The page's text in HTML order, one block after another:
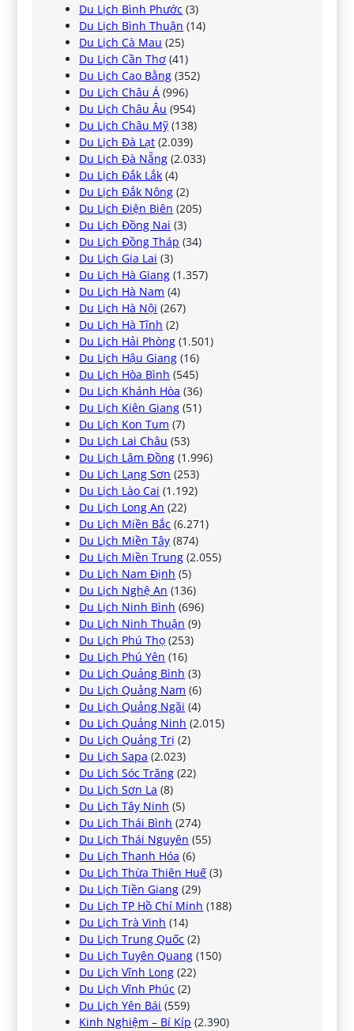
Du Lịch Bình Phước (3)
Du Lịch Bình Thuận (14)
Du Lịch Cà Mau (25)
Du Lịch Cần Thơ (41)
Du Lịch Cao Bằng (352)
Du Lịch Châu Á (996)
Du Lịch Châu Âu (954)
Du Lịch Châu Mỹ (138)
Du Lịch Đà Lạt (2.039)
Du Lịch Đà Nẵng (2.033)
Du Lịch Đắk Lắk (4)
Du Lịch Đắk Nông (2)
Du Lịch Điện Biên (205)
Du Lịch Đồng Nai (3)
Du Lịch Đồng Tháp (34)
Du Lịch Gia Lai (3)
Du Lịch Hà Giang (1.357)
Du Lịch Hà Nam (4)
Du Lịch Hà Nội (267)
Du Lịch Hà Tĩnh (2)
Du Lịch Hải Phòng (1.501)
Du Lịch Hậu Giang (16)
Du Lịch Hòa Bình (545)
Du Lịch Khánh Hòa (36)
Du Lịch Kiên Giang (51)
Du Lịch Kon Tum (7)
Du Lịch Lai Châu (53)
Du Lịch Lâm Đồng (1.996)
Du Lịch Lạng Sơn (253)
Du Lịch Lào Cai (1.192)
Du Lịch Long An (22)
Du Lịch Miền Bắc (6.271)
Du Lịch Miền Tây (874)
Du Lịch Miền Trung (2.055)
Du Lịch Nam Định (5)
Du Lịch Nghệ An (136)
Du Lịch Ninh Bình (696)
Du Lịch Ninh Thuận (9)
Du Lịch Phú Thọ (253)
Du Lịch Phú Yên (16)
Du Lịch Quảng Bình (3)
Du Lịch Quảng Nam (6)
Du Lịch Quảng Ngãi (4)
Du Lịch Quảng Ninh (2.015)
Du Lịch Quảng Trị (2)
Du Lịch Sapa (2.023)
Du Lịch Sóc Trăng (22)
Du Lịch Sơn La (8)
Du Lịch Tây Ninh (5)
Du Lịch Thái Bình (274)
Du Lịch Thái Nguyên (55)
Du Lịch Thanh Hóa (6)
Du Lịch Thừa Thiên Huế (3)
Du Lịch Tiền Giang (29)
Du Lịch TP Hồ Chí Minh (188)
Du Lịch Trà Vinh (14)
Du Lịch Trung Quốc (2)
Du Lịch Tuyên Quang (150)
Du Lịch Vĩnh Long (22)
Du Lịch Vĩnh Phúc (2)
Du Lịch Yên Bái (559)
Kinh Nghiệm – Bí Kíp (2.390)